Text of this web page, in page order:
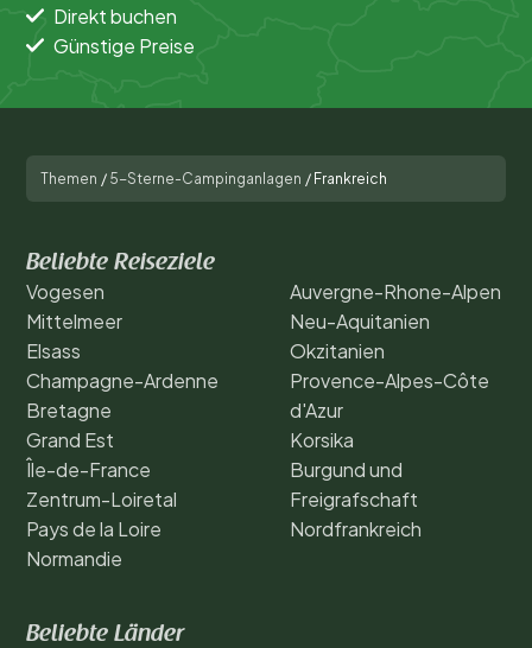
Direkt buchen
Günstige Preise
Themen / 5-Sterne-Campinganlagen / Frankreich
Beliebte Reiseziele
Vogesen
Mittelmeer
Elsass
Champagne-Ardenne
Bretagne
Grand Est
Île-de-France
Zentrum-Loiretal
Pays de la Loire
Normandie
Auvergne-Rhone-Alpen
Neu-Aquitanien
Okzitanien
Provence-Alpes-Côte
d'Azur
Korsika
Burgund und
Freigrafschaft
Nordfrankreich
Beliebte Länder